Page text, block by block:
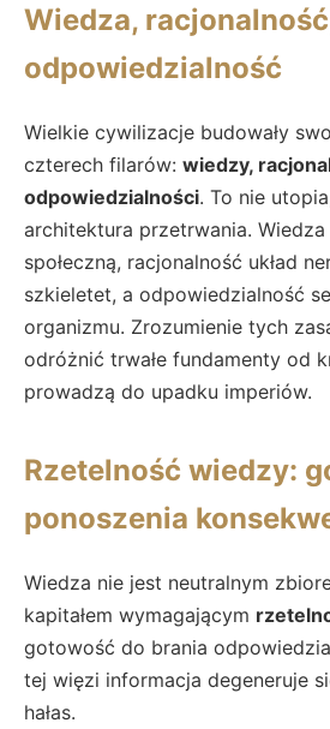
Wiedza,
odpowiedzialność
Wielkie cywilizacje budowały
czterech filarów: wiedzy,
odpowiedzialności. To nie
architektura przetrwania.
społeczną, racjonalność układ
szkieletet, a odpowiedzialność
organizmu. Zrozumienie tych
odróżnić trwałe fundamenty od
prowadzą do upadku imperiów.
Rzetelność wiedzy:
ponoszenia
Wiedza nie jest neutralnym
kapitałem wymagającym
gotowość do brania
tej więzi informacja degeneruje
hałas.